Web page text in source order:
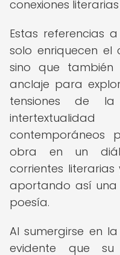
conexiones
Estas referencias
solo enriquecen el
sino que
anclaje para
tensiones de
contemporáneos
obra en un
corrientes
aportando así una
poesía.
Al sumergirse en
evidente que